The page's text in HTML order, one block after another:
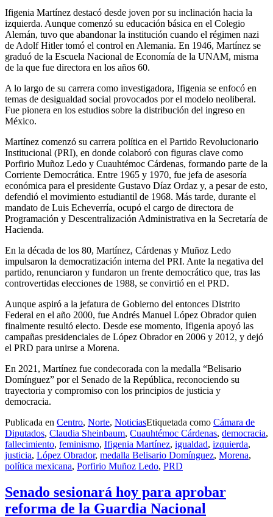
Ifigenia Martínez destacó desde joven por su inclinación hacia la
izquierda. Aunque comenzó su educación básica en el Colegio
Alemán, tuvo que abandonar la institución cuando el régimen nazi
de Adolf Hitler tomó el control en Alemania. En 1946, Martínez se
graduó de la Escuela Nacional de Economía de la UNAM, misma
de la que fue directora en los años 60.
A lo largo de su carrera como investigadora, Ifigenia se enfocó en
temas de desigualdad social provocados por el modelo neoliberal.
Fue pionera en los estudios sobre la distribución del ingreso en
México.
Martínez comenzó su carrera política en el Partido Revolucionario
Institucional (PRI), en donde colaboró con figuras clave como
Porfirio Muñoz Ledo y Cuauhtémoc Cárdenas, formando parte de la
Corriente Democrática. Entre 1965 y 1970, fue jefa de asesoría
económica para el presidente Gustavo Díaz Ordaz y, a pesar de esto,
defendió el movimiento estudiantil de 1968. Más tarde, durante el
mandato de Luis Echeverría, ocupó el cargo de directora de
Programación y Descentralización Administrativa en la Secretaría de
Hacienda.
En la década de los 80, Martínez, Cárdenas y Muñoz Ledo
impulsaron la democratización interna del PRI. Ante la negativa del
partido, renunciaron y fundaron un frente democrático que, tras las
controvertidas elecciones de 1988, se convirtió en el PRD.
Aunque aspiró a la jefatura de Gobierno del entonces Distrito
Federal en el año 2000, fue Andrés Manuel López Obrador quien
finalmente resultó electo. Desde ese momento, Ifigenia apoyó las
campañas presidenciales de López Obrador en 2006 y 2012, y dejó
el PRD para unirse a Morena.
En 2021, Martínez fue condecorada con la medalla “Belisario
Domínguez” por el Senado de la República, reconociendo su
trayectoria y compromiso con los principios de justicia y
democracia.
Publicada en Centro, Norte, NoticiasEtiquetada como Cámara de
Diputados, Claudia Sheinbaum, Cuauhtémoc Cárdenas, democracia,
fallecimiento, feminismo, Ifigenia Martínez, igualdad, izquierda,
justicia, López Obrador, medalla Belisario Domínguez, Morena,
política mexicana, Porfirio Muñoz Ledo, PRD
Senado sesionará hoy para aprobar
reforma de la Guardia Nacional